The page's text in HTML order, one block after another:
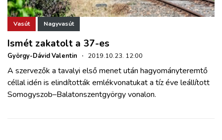
Vasút Nagyvasút
Ismét zakatolt a 37-es
György-Dávid Valentin · 2019.10.23. 12:00
A szervezők a tavalyi első menet után hagyományteremtő
céllal idén is elindították emlékvonatukat a tíz éve leállított
Somogyszob–Balatonszentgyörgy vonalon.